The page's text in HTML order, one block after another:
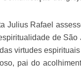
Julius Rafael
de
virtudes
pai do